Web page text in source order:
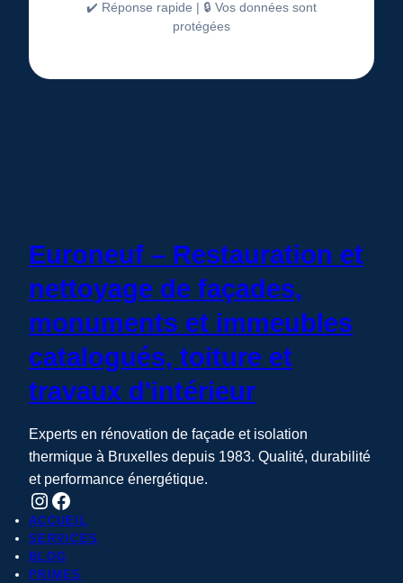
✔️ Réponse rapide | 🔒 Vos données sont
protégées
Euroneuf – Restauration et
nettoyage de façades,
monuments et immeubles
catalogués, toiture et
travaux d'intérieur
Experts en rénovation de façade et isolation
thermique à Bruxelles depuis 1983. Qualité, durabilité
et performance énergétique.
Instagram Facebook
ACCUEIL
SERVICES
BLOG
PRIMES